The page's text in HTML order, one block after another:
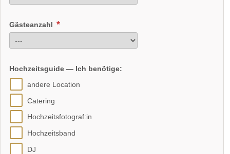
Gästeanzahl
Hochzeitsguide — Ich benötige:
andere Location
Catering
Hochzeitsfotograf:in
Hochzeitsband
DJ